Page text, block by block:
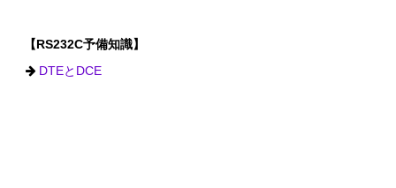
【RS232C予備知識】
DTEとDCE